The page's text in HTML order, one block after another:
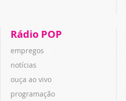
Rádio POP
empregos
notícias
ouça ao vivo
programação